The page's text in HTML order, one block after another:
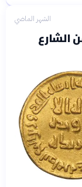
الشهر الماضي
فن الشارع